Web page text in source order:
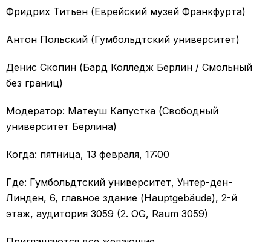
Фридрих Титьен (Еврейский музей Франкфурта)
Антон Польский (Гумбольдтский университет)
Денис Скопин (Бард Колледж Берлин / Смольный
без границ)
Модератор: Матеуш Капустка (Свободный
университет Берлина)
Когда: пятница, 13 февраля, 17:00
Где: Гумбольдтский университет, Унтер-ден-
Линден, 6, главное здание (Hauptgebäude), 2-й
этаж, аудитория 3059 (2. OG, Raum 3059)